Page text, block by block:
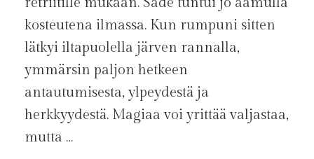
kosteutena ilmassa. Kun rumpuni sitten
lätkyi iltapuolella järven rannalla,
ymmärsin paljon hetkeen
antautumisesta, ylpeydestä ja
herkkyydestä. Magiaa voi yrittää valjastaa,
mutta …